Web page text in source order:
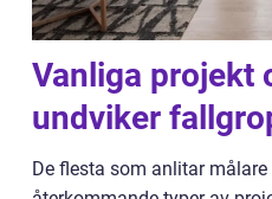
Vanliga projekt
undviker
De flesta som anlitar